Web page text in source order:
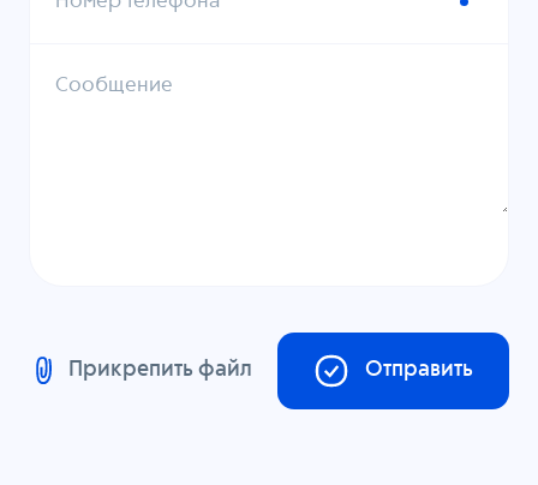
Сообщение
Прикрепить файл Отправить